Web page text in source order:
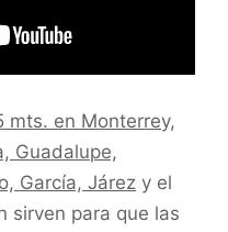
mts. en Monterrey,
Guadalupe,
García, Járez y el
sirven para que las